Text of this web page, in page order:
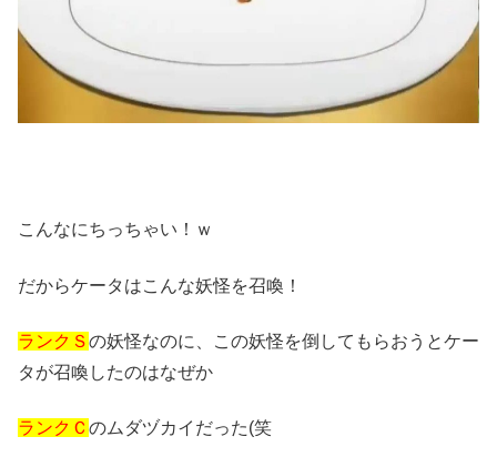
こんなにちっちゃい！ｗ
だからケータはこんな妖怪を召喚！
ランクＳの妖怪なのに、この妖怪を倒してもらおうとケー
タが召喚したのはなぜか
ランクＣ のムダヅカイだった(笑